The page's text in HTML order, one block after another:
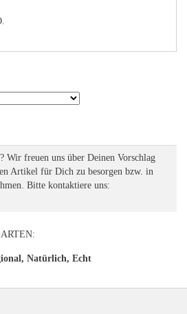
Wir freuen uns über Deinen Vorschlag
Artikel für Dich zu besorgen bzw. in
Bitte kontaktiere uns:
Natürlich, Echt